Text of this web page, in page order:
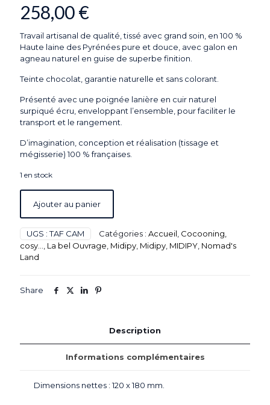
258,00€
Travail artisanal de qualité, tissé avec grand soin, en 100 %
Haute laine des Pyrénées pure et douce, avec galon en
agneau naturel en guise de superbe finition.
Teinte chocolat, garantie naturelle et sans colorant.
Présenté avec une poignée lanière en cuir naturel
surpiqué écru, enveloppant l’ensemble, pour faciliter le
transport et le rangement.
D’imagination, conception et réalisation (tissage et
mégisserie) 100 % françaises.
1 en stock
Ajouter au panier
UGS :TAF CAM Catégories : Accueil Cocooning,
cosy...
La bel Ouvrage Midipy Midipy MIDIPY Nomad's
Land
Share
Description
Informations complémentaires
Dimensions nettes : 120 x 180 mm.